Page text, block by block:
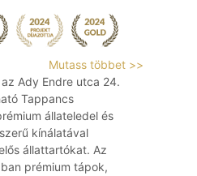
Mutass többet >>
Ady Endre utca 24.
Tappancs
állateledel és
kínálatával
állattartókat. Az
prémium tápok,